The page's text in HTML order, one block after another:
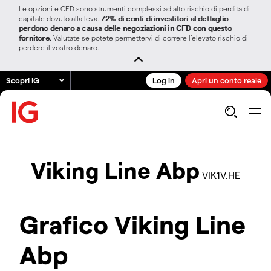
Le opzioni e CFD sono strumenti complessi ad alto rischio di perdita di
capitale dovuto alla leva. 72% di conti di investitori al dettaglio
perdono denaro a causa delle negoziazioni in CFD con questo
fornitore. Valutate se potete permettervi di correre l’elevato rischio di
perdere il vostro denaro.
Scopri IG Log in Apri un conto reale
Viking Line Abp VIK1V.HE
Grafico Viking Line
Abp